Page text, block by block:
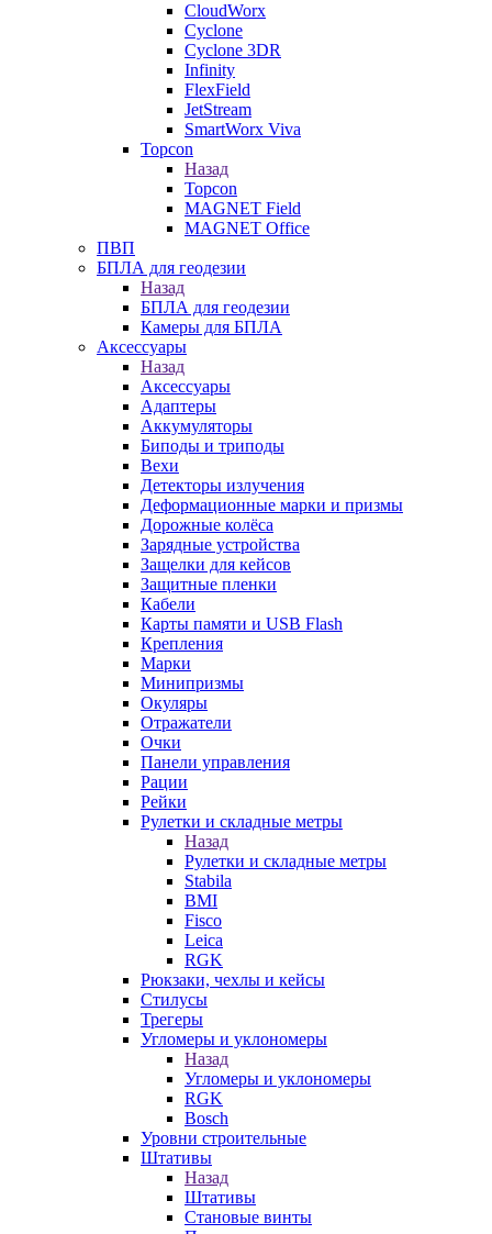
CloudWorx
Cyclone
Cyclone 3DR
Infinity
FlexField
JetStream
SmartWorx Viva
Topcon
Назад
Topcon
MAGNET Field
MAGNET Office
ПВП
БПЛА для геодезии
Назад
БПЛА для геодезии
Камеры для БПЛА
Аксессуары
Назад
Аксессуары
Адаптеры
Аккумуляторы
Биподы и триподы
Вехи
Детекторы излучения
Деформационные марки и призмы
Дорожные колёса
Зарядные устройства
Защелки для кейсов
Защитные пленки
Кабели
Карты памяти и USB Flash
Крепления
Марки
Минипризмы
Окуляры
Отражатели
Очки
Панели управления
Рации
Рейки
Рулетки и складные метры
Назад
Рулетки и складные метры
Stabila
BMI
Fisco
Leica
RGK
Рюкзаки, чехлы и кейсы
Стилусы
Трегеры
Угломеры и уклономеры
Назад
Угломеры и уклономеры
RGK
Bosch
Уровни строительные
Штативы
Назад
Штативы
Становые винты